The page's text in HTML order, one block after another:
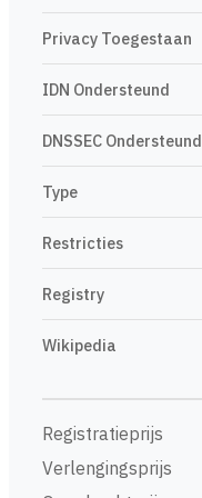
Privacy Toegestaan
IDN Ondersteund
DNSSEC Ondersteund
Type
Restricties
Registry
Wikipedia
Registratieprijs
Verlengingsprijs